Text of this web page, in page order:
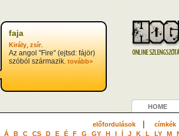
faja
Király, zsír.
Az angol "Fire" (ejtsd: fájör)
szóból származik. tovább>
HOME
előfordulások| címkék
Á B C CS D E É F G GY H I Í J K L LY M